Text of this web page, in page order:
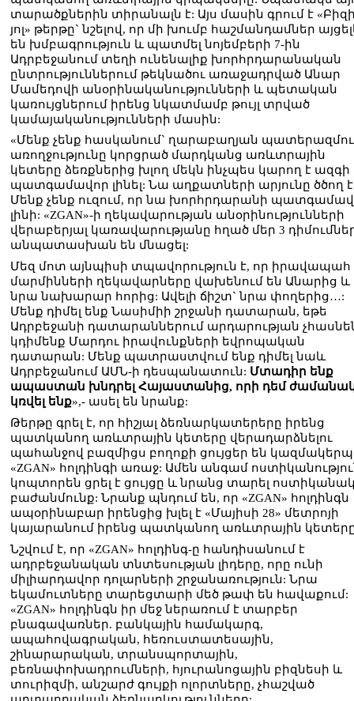
տարածքներին տիրանալն է: Այս մասին գրում է
յոլ» թերթը` նշելով, որ մի խումբ հաշմանդամներ
են խմբագրություն և պատմել նոյեմբերի 7-ին
Ադրբեջանում տեղի ունենալիք խորհրդարանական
ընտրություններում թեկնածու առաջադրված Անար
Մամեդովի անօրինականությունների և պետական
կառույցներում իրենց նկատմամբ թույլ տրված
կամայականությունների մասին:
«Մենք չենք հասկանում` ղարաբաղյան
առողջությունը կորցրած մարդկանց առևտրային
կետերը ձեռքներից խլող մեկն ինչպես կարող է ազգի
պատգամավոր լինել: Նա աղքատների արյունը ծծող
Մենք չենք ուզում, որ նա խորհրդարանի
լինի: «ZGAN»-ի ղեկավարության անօրինությունների
վերաբերյալ կառավարությանը հղած մեր 3
անպատասխան են մնացել:
Մեզ մոտ այնպիսի տպավորություն է, որ իրավապահ
մարմինների ղեկավարները վախենում են Անարից և
նրա նախարար հորից: Ավելի ճիշտ` նրա փողերից…:
Մենք դիմել ենք Նասիմիի շրջանի դատարան, եթե
Ադրբեջանի դատարաններում արդարության
կդիմենք Մարդու իրավունքների եվրոպական
դատարան: Մենք պատրաստվում ենք դիմել նաև
Ադրբեջանում ԱՄՆ-ի դեսպանատուն: Մտադիր ենք
ապաստան խնդրել Հայաստանից, որի դեմ
կռվել ենք»,- ասել են նրանք:
Թերթը գրել է, որ հիշյալ ձեռնարկատերերը իրենց
պատկանող առևտրային կետերը վերադարձնելու
պահանջով բազմիցս բողոքի ցույցեր են
«ZGAN» հոլդինգի առաջ: Ամեն անգամ
կոպտորեն ցրել է ցույցը և նրանց տարել
բաժանմունք: Նրանք պնդում են, որ «ZGAN» հոլդինգն
ապօրինաբար իրենցից խլել է «Մայիսի 28» մետրոյի
կայարանում իրենց պատկանող առևտրային
Նշվում է, որ «ZGAN» հոլդինգ-ը հանդիսանում է
ադրբեջանական տնտեսության լիդերը, որը ունի
միլիարդավոր դոլարների շրջանառություն: Նրա
եկամուտները տարեցտարի մեծ թափ են հավաքում:
«ZGAN» հոլդինգն իր մեջ ներառում է տարբեր
բնագավառներ. բանկային համակարգ,
ապահովագրական, հեռուստատեսային,
շինարարական, տրանսպորտային,
բեռնափոխադրումների, հյուրանոցային բիզնեսի և
տուրիզմի, անշարժ գույքի ոլորտները, չհաշված